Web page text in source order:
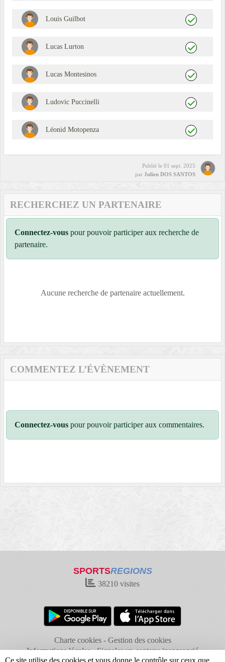
Louis Guilbot
Lucas Lurton
Lucas Montesinos
Ludovic Puccinelli
Léonid Motopenza
Publié le 01 sept. 2025
par Julien DOS SANTOS
RECHERCHEZ UN PARTENAIRE
Connectez-vous pour pouvoir participer aux recherche de
partenaire.
Aucune recherche de partenaire actuellement.
COMMENTEZ L’ÉVÈNEMENT
Connectez-vous pour pouvoir participer aux commentaires.
SPORTSREGIONS
38210 visites
Charte cookies
Gestion des cookies
Informations légales
Signaler un contenu inapproprié
Ce site utilise des cookies et vous donne le contrôle sur ceux que